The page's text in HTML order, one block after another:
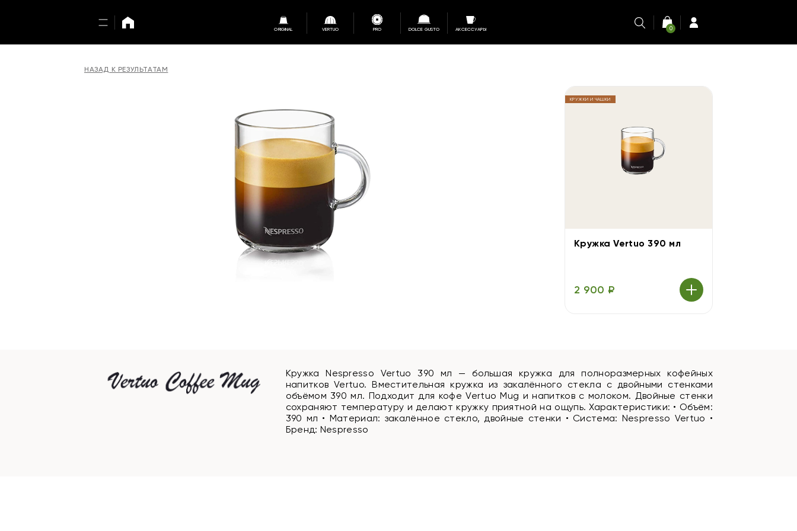
ORIGINAL VERTUO PRO DOLCE GUSTO АКСЕССУАРЫ 0
НАЗАД К РЕЗУЛЬТАТАМ
КРУЖКИ И ЧАШКИ
Кружка Vertuo 390 мл
2 900 ₽
Кружка Nespresso Vertuo 390 мл — большая кружка для полноразмерных кофейных
напитков Vertuo. Вместительная кружка из закалённого стекла с двойными стенками
объёмом 390 мл. Подходит для кофе Vertuo Mug и напитков с молоком. Двойные стенки
сохраняют температуру и делают кружку приятной на ощупь. Характеристики: • Объём:
390 мл • Материал: закалённое стекло, двойные стенки • Система: Nespresso Vertuo •
Бренд: Nespresso